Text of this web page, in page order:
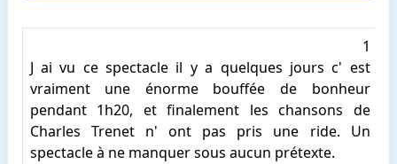
1
J ai vu ce spectacle il y a quelques jours c' est
vraiment une énorme bouffée de bonheur
pendant 1h20, et finalement les chansons de
Charles Trenet n' ont pas pris une ride. Un
spectacle à ne manquer sous aucun prétexte.